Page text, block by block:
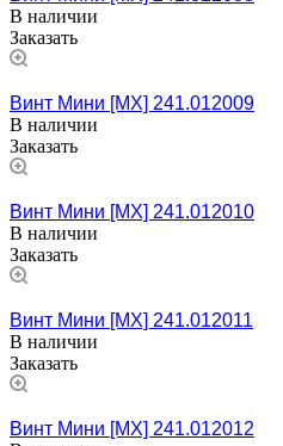
В наличии
Заказать
Винт Мини [MX] 241.012009
В наличии
Заказать
Винт Мини [MX] 241.012010
В наличии
Заказать
Винт Мини [MX] 241.012011
В наличии
Заказать
Винт Мини [MX] 241.012012